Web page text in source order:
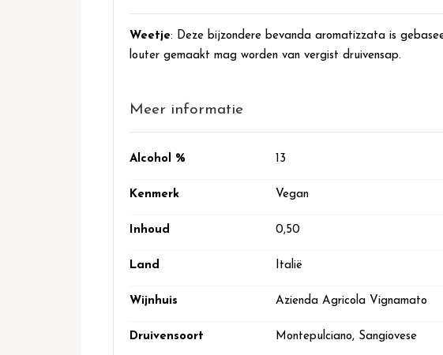
gallerijWeetje: Deze bijzondere bevanda aromatizzata is
louter gemaakt mag worden van vergist druivensap.
Meer informatie
Meer
Alcohol % 13
Kenmerk Vegan
Inhoud 0,50
Land Italië
Wijnhuis Azienda Agricola Vignamato
Druivensoort Montepulciano, Sangiovese